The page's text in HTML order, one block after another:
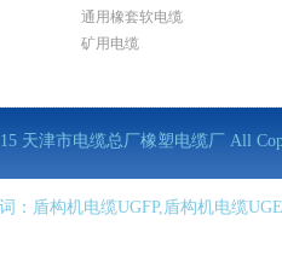
通用橡套软电缆
矿用电缆
天津市电缆总厂橡塑电缆厂 All
：盾构机电缆UGFP,盾构机电缆